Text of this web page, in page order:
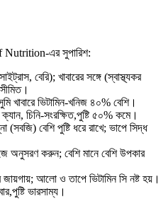
এর সুপারিশ:
বেরি); খাবারের সঙ্গে (স্বাস্থ্যকর
খাবারে ভিটামিন-খনিজ ৪০% বেশি।
ক্যান, চিনি-সংরক্ষিত,পুষ্টি ৫০% কমে।
(সবজি) বেশি পুষ্টি ধরে রাখে; ভাপে সিদ্ধ
অনুসরণ করুন; বেশি মানে বেশি উপকার
আলো ও তাপে ভিটামিন সি নষ্ট হয়।
ভারসাম্য।